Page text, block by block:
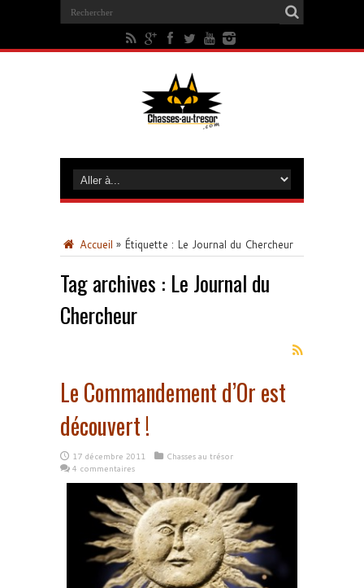
Accueil » Étiquette : Le Journal du Chercheur
Tag archives : Le Journal du
Chercheur
Le Commandement d’Or est
découvert !
17 décembre 2011
Chasses au trésor
4 commentaires